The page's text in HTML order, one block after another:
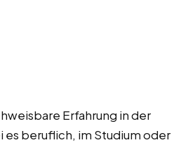
Erfahrung in der
beruflich, im Studium oder